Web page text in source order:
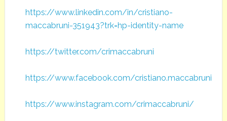
https://www.linkedin.com/in/cristiano-
maccabruni-351943?trk=hp-identity-name
https://twitter.com/crimaccabruni
https://www.facebook.com/cristiano.maccabruni
https://www.instagram.com/crimaccabruni/